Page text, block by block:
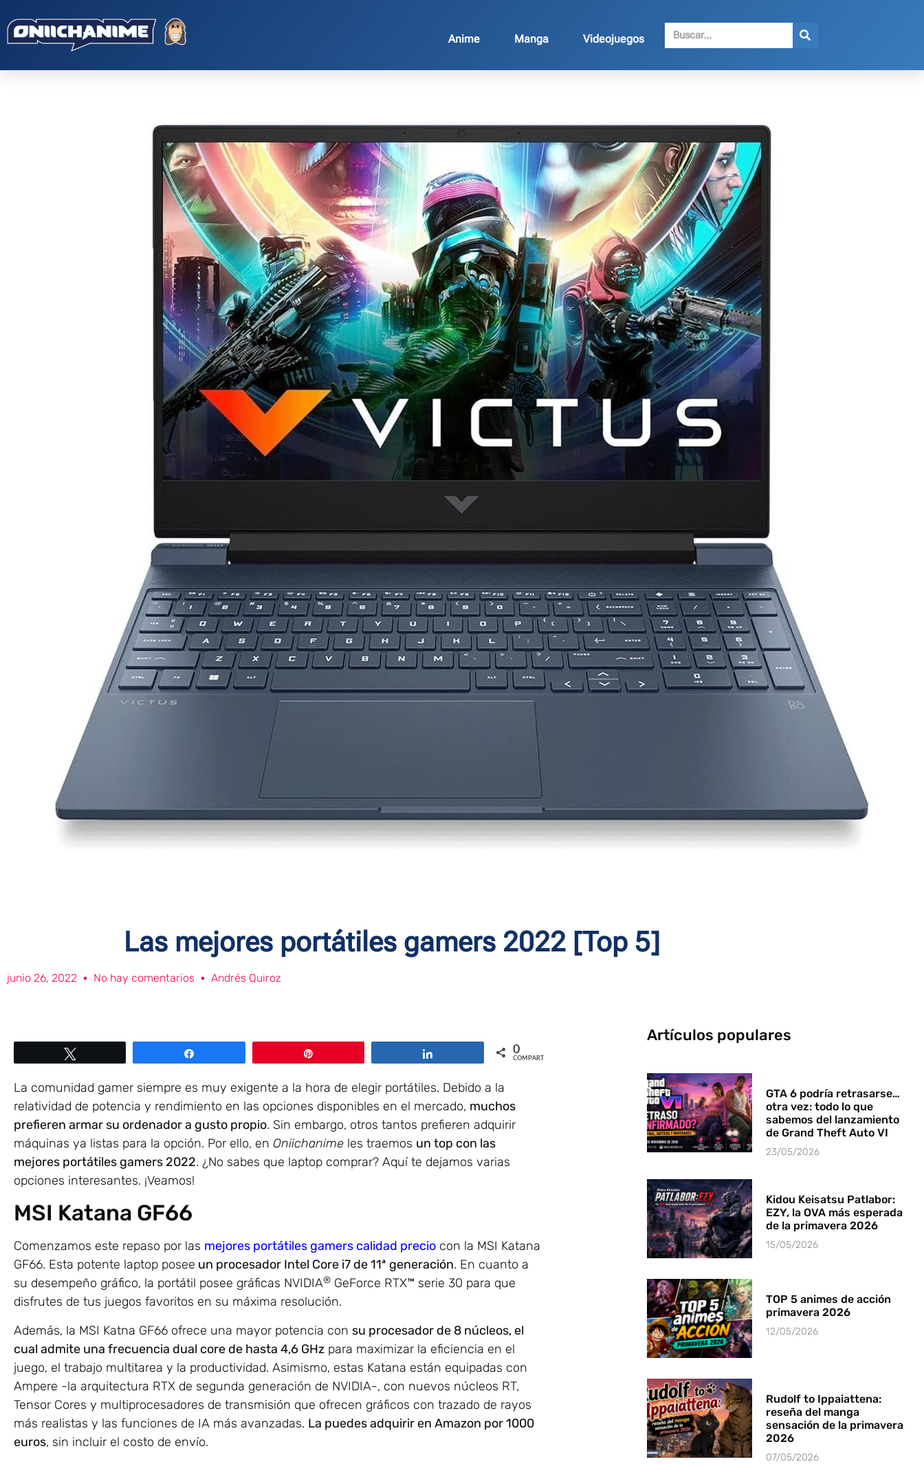
Anime Manga Videojuegos
Las mejores portátiles gamers 2022 [Top 5]
junio 26, 2022 No hay comentarios Andrés Quiroz
0
COMPARTIR
La comunidad gamer siempre es muy exigente a la hora de elegir portátiles. Debido a la
relatividad de potencia y rendimiento en las opciones disponibles en el mercado, muchos
prefieren armar su ordenador a gusto propio. Sin embargo, otros tantos prefieren adquirir
máquinas ya listas para la opción. Por ello, en Oniichanime les traemos un top con las
mejores portátiles gamers 2022. ¿No sabes que laptop comprar? Aquí te dejamos varias
opciones interesantes. ¡Veamos!
MSI Katana GF66
Comenzamos este repaso por las mejores portátiles gamers calidad precio con la MSI Katana
GF66. Esta potente laptop posee un procesador Intel Core i7 de 11ª generación. En cuanto a
su desempeño gráfico, la portátil posee gráficas NVIDIA® GeForce RTX™ serie 30 para que
disfrutes de tus juegos favoritos en su máxima resolución.
Además, la MSI Katna GF66 ofrece una mayor potencia con su procesador de 8 núcleos, el
cual admite una frecuencia dual core de hasta 4,6 GHz para maximizar la eficiencia en el
juego, el trabajo multitarea y la productividad. Asimismo, estas Katana están equipadas con
Ampere -la arquitectura RTX de segunda generación de NVIDIA-, con nuevos núcleos RT,
Tensor Cores y multiprocesadores de transmisión que ofrecen gráficos con trazado de rayos
más realistas y las funciones de IA más avanzadas. La puedes adquirir en Amazon por 1000
euros, sin incluir el costo de envío.
Artículos populares
GTA 6 podría retrasarse…
otra vez: todo lo que
sabemos del lanzamiento
de Grand Theft Auto VI
23/05/2026
Kidou Keisatsu Patlabor:
EZY, la OVA más esperada
de la primavera 2026
15/05/2026
TOP 5 animes de acción
primavera 2026
12/05/2026
Rudolf to Ippaiattena:
reseña del manga
sensación de la primavera
2026
07/05/2026